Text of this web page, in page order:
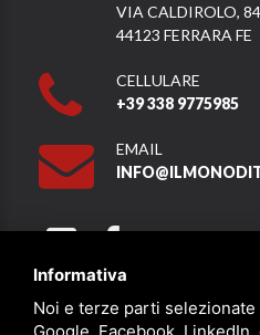
VIA CALDIROLO, 84
44123 FERRARA FE
CELLULARE
+39 338 9775985
EMAIL
Informativa
Noi e terze parti